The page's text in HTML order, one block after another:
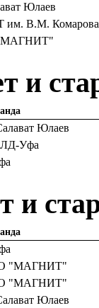
Юлаев
им. В.М. Комарова
и
Юлаев
Уфа
и
"МАГНИТ"
"МАГНИТ"
Юлаев